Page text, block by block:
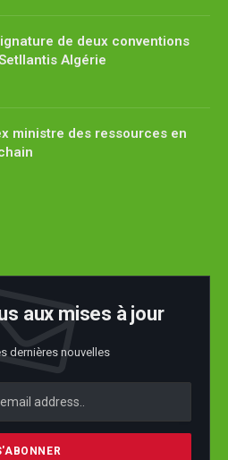
de deux conventions
Algérie
ministre des ressources en
aux mises à jour
dernières nouvelles